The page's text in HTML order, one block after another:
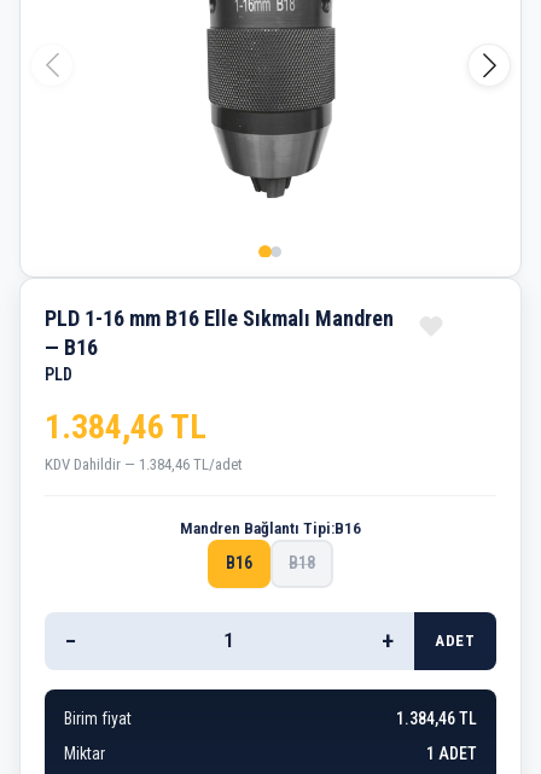
PLD 1-16 mm B16 Elle Sıkmalı Mandren
— B16
PLD
1.384,46 TL
KDV Dahildir — 1.384,46 TL/adet
Mandren Bağlantı Tipi:B16
B16
B18
− + ADET
Birim fiyat
1.384,46 TL
Miktar
1 ADET